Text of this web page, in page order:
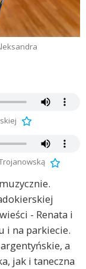
- Renata i
i na parkiecie.
a
jak i taneczna